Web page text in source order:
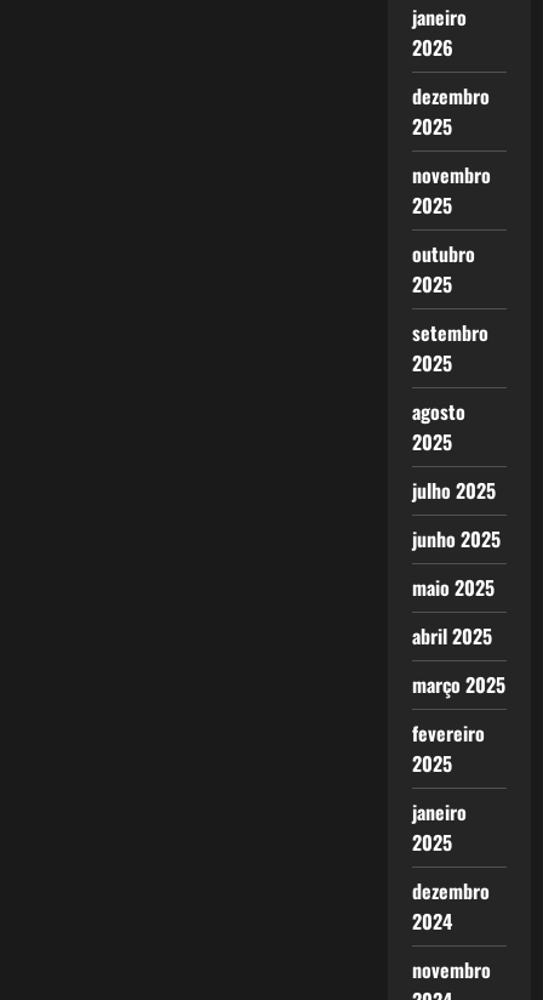
janeiro
2026
dezembro
2025
novembro
2025
outubro
2025
setembro
2025
agosto
2025
julho 2025
junho 2025
maio 2025
abril 2025
março 2025
fevereiro
2025
janeiro
2025
dezembro
2024
novembro